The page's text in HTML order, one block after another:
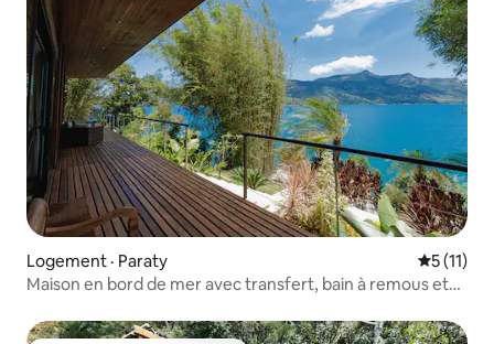
Logement · Paraty Note
5 (11)
Maison en bord de mer avec transfert, bain à remous et